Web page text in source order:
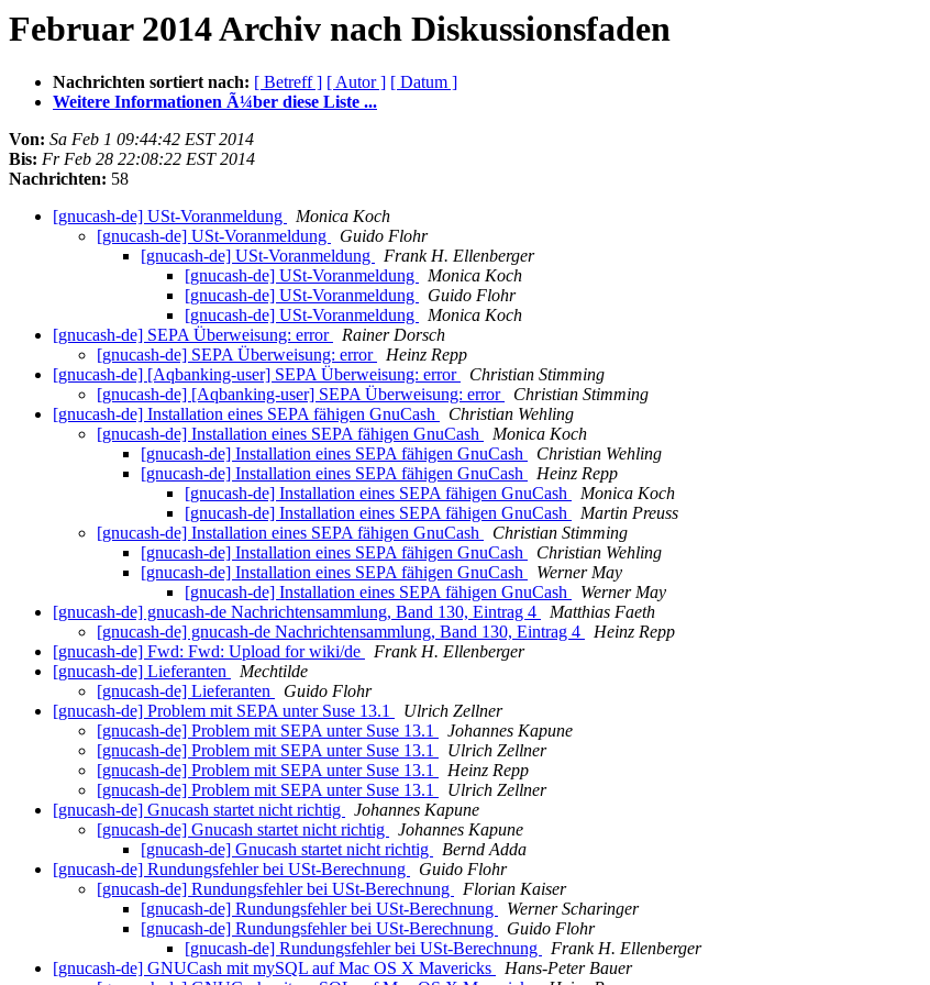
Februar 2014 Archiv nach Diskussionsfaden
Nachrichten sortiert nach: [ Betreff ] [ Autor ] [ Datum ]
Weitere Informationen Ã¼ber diese Liste ...
Von: Sa Feb 1 09:44:42 EST 2014
Bis: Fr Feb 28 22:08:22 EST 2014
Nachrichten: 58
[gnucash-de] USt-Voranmeldung
Monica Koch
[gnucash-de] USt-Voranmeldung
Guido Flohr
[gnucash-de] USt-Voranmeldung
Frank H. Ellenberger
[gnucash-de] USt-Voranmeldung
Monica Koch
[gnucash-de] USt-Voranmeldung
Guido Flohr
[gnucash-de] USt-Voranmeldung
Monica Koch
[gnucash-de] SEPA Überweisung: error
Rainer Dorsch
[gnucash-de] SEPA Überweisung: error
Heinz Repp
[gnucash-de] [Aqbanking-user] SEPA Überweisung: error
Christian Stimming
[gnucash-de] [Aqbanking-user] SEPA Überweisung: error
Christian Stimming
[gnucash-de] Installation eines SEPA fähigen GnuCash
Christian Wehling
[gnucash-de] Installation eines SEPA fähigen GnuCash
Monica Koch
[gnucash-de] Installation eines SEPA fähigen GnuCash
Christian Wehling
[gnucash-de] Installation eines SEPA fähigen GnuCash
Heinz Repp
[gnucash-de] Installation eines SEPA fähigen GnuCash
Monica Koch
[gnucash-de] Installation eines SEPA fähigen GnuCash
Martin Preuss
[gnucash-de] Installation eines SEPA fähigen GnuCash
Christian Stimming
[gnucash-de] Installation eines SEPA fähigen GnuCash
Christian Wehling
[gnucash-de] Installation eines SEPA fähigen GnuCash
Werner May
[gnucash-de] Installation eines SEPA fähigen GnuCash
Werner May
[gnucash-de] gnucash-de Nachrichtensammlung, Band 130, Eintrag 4
Matthias Faeth
[gnucash-de] gnucash-de Nachrichtensammlung, Band 130, Eintrag 4
Heinz Repp
[gnucash-de] Fwd: Fwd: Upload for wiki/de
Frank H. Ellenberger
[gnucash-de] Lieferanten
Mechtilde
[gnucash-de] Lieferanten
Guido Flohr
[gnucash-de] Problem mit SEPA unter Suse 13.1
Ulrich Zellner
[gnucash-de] Problem mit SEPA unter Suse 13.1
Johannes Kapune
[gnucash-de] Problem mit SEPA unter Suse 13.1
Ulrich Zellner
[gnucash-de] Problem mit SEPA unter Suse 13.1
Heinz Repp
[gnucash-de] Problem mit SEPA unter Suse 13.1
Ulrich Zellner
[gnucash-de] Gnucash startet nicht richtig
Johannes Kapune
[gnucash-de] Gnucash startet nicht richtig
Johannes Kapune
[gnucash-de] Gnucash startet nicht richtig
Bernd Adda
[gnucash-de] Rundungsfehler bei USt-Berechnung
Guido Flohr
[gnucash-de] Rundungsfehler bei USt-Berechnung
Florian Kaiser
[gnucash-de] Rundungsfehler bei USt-Berechnung
Werner Scharinger
[gnucash-de] Rundungsfehler bei USt-Berechnung
Guido Flohr
[gnucash-de] Rundungsfehler bei USt-Berechnung
Frank H. Ellenberger
[gnucash-de] GNUCash mit mySQL auf Mac OS X Mavericks
Hans-Peter Bauer